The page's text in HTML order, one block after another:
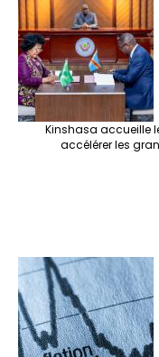
Kinshasa accueille
accélérer les